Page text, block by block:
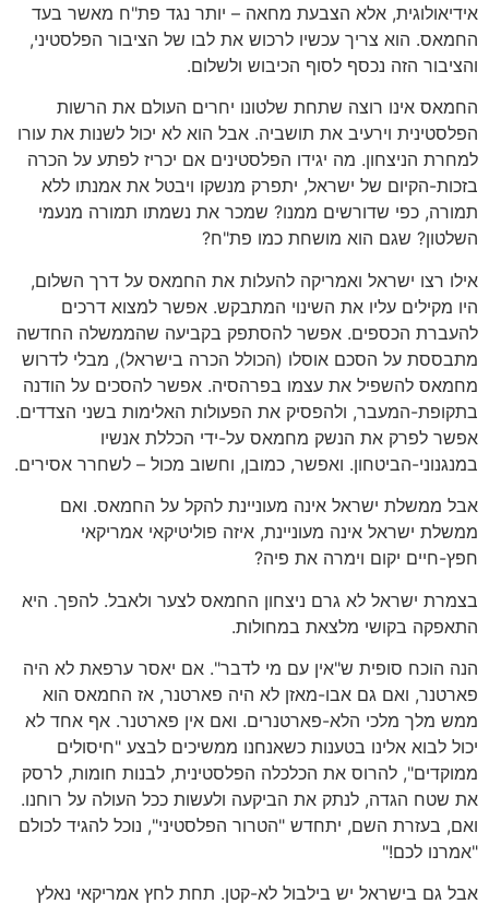
אידיאולוגית, אלא הצבעת מחאה – יותר נגד פת"ח מאשר בעד
החמאס. הוא צריך עכשיו לרכוש את לבו של הציבור הפלסטיני,
והציבור הזה נכסף לסוף הכיבוש ולשלום.
החמאס אינו רוצה שתחת שלטונו יחרים העולם את הרשות
הפלסטינית וירעיב את תושביה. אבל הוא לא יכול לשנות את עורו
למחרת הניצחון. מה יגידו הפלסטינים אם יכריז לפתע על הכרה
בזכות-הקיום של ישראל, יתפרק מנשקו ויבטל את אמנתו ללא
תמורה, כפי שדורשים ממנו? שמכר את נשמתו תמורה מנעמי
השלטון? שגם הוא מושחת כמו פת"ח?
אילו רצו ישראל ואמריקה להעלות את החמאס על דרך השלום,
היו מקילים עליו את השינוי המתבקש. אפשר למצוא דרכים
להעברת הכספים. אפשר להסתפק בקביעה שהממשלה החדשה
מתבססת על הסכם אוסלו (הכולל הכרה בישראל), מבלי לדרוש
מחמאס להשפיל את עצמו בפרהסיה. אפשר להסכים על הודנה
בתקופת-המעבר, ולהפסיק את הפעולות האלימות בשני הצדדים.
אפשר לפרק את הנשק מחמאס על-ידי הכללת אנשיו
במנגנוני-הביטחון. ואפשר, כמובן, וחשוב מכול – לשחרר אסירים.
אבל ממשלת ישראל אינה מעוניינת להקל על החמאס. ואם
ממשלת ישראל אינה מעוניינת, איזה פוליטיקאי אמריקאי
חפץ-חיים יקום וימרה את פיה?
בצמרת ישראל לא גרם ניצחון החמאס לצער ולאבל. להפך. היא
התאפקה בקושי מלצאת במחולות.
הנה הוכח סופית ש"אין עם מי לדבר". אם יאסר ערפאת לא היה
פארטנר, ואם גם אבו-מאזן לא היה פארטנר, אז החמאס הוא
ממש מלך מלכי הלא-פארטנרים. ואם אין פארטנר. אף אחד לא
יכול לבוא אלינו בטענות כשאנחנו ממשיכים לבצע "חיסולים
ממוקדים", להרוס את הכלכלה הפלסטינית, לבנות חומות, לרסק
את שטח הגדה, לנתק את הביקעה ולעשות ככל העולה על רוחנו.
ואם, בעזרת השם, יתחדש "הטרור הפלסטיני", נוכל להגיד לכולם
"אמרנו לכם!"
אבל גם בישראל יש בילבול לא-קטן. תחת לחץ אמריקאי נאלץ